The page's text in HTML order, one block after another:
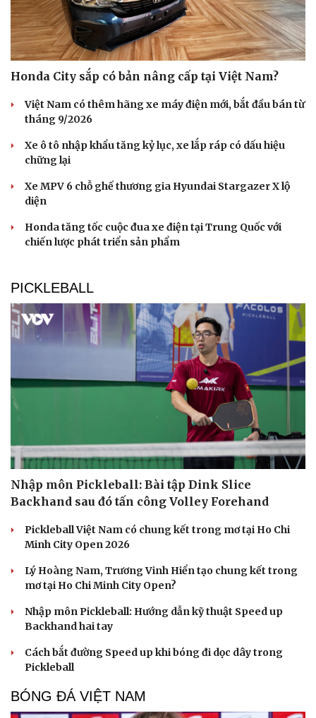
Du lịch
Săn Tour
check-in
Podcast
Đọc truyện đêm khuya
Honda City sắp có bản nâng cấp tại Việt Nam?
Việt Nam có thêm hãng xe máy điện mới, bắt đầu bán từ
tháng 9/2026
Xe ô tô nhập khẩu tăng kỷ lục, xe lắp ráp có dấu hiệu
chững lại
Xe MPV 6 chỗ ghế thương gia Hyundai Stargazer X lộ
diện
Honda tăng tốc cuộc đua xe điện tại Trung Quốc với
chiến lược phát triển sản phẩm
PICKLEBALL
Nhập môn Pickleball: Bài tập Dink Slice
Backhand sau đó tấn công Volley Forehand
Pickleball Việt Nam có chung kết trong mơ tại Ho Chi
Minh City Open 2026
Lý Hoàng Nam, Trương Vinh Hiển tạo chung kết trong
mơ tại Ho Chi Minh City Open?
Nhập môn Pickleball: Hướng dẫn kỹ thuật Speed up
Backhand hai tay
Cách bắt đường Speed up khi bóng đi dọc dây trong
Pickleball
BÓNG ĐÁ VIỆT NAM